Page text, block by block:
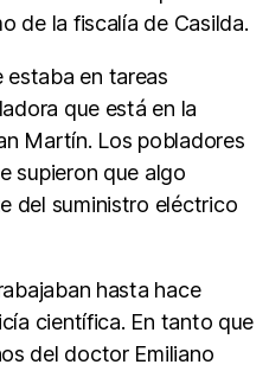
de la fiscalía de Casilda.
estaba en tareas
que está en la
Martín. Los pobladores
supieron que algo
del suministro eléctrico
hasta hace
científica. En tanto que
del doctor Emiliano